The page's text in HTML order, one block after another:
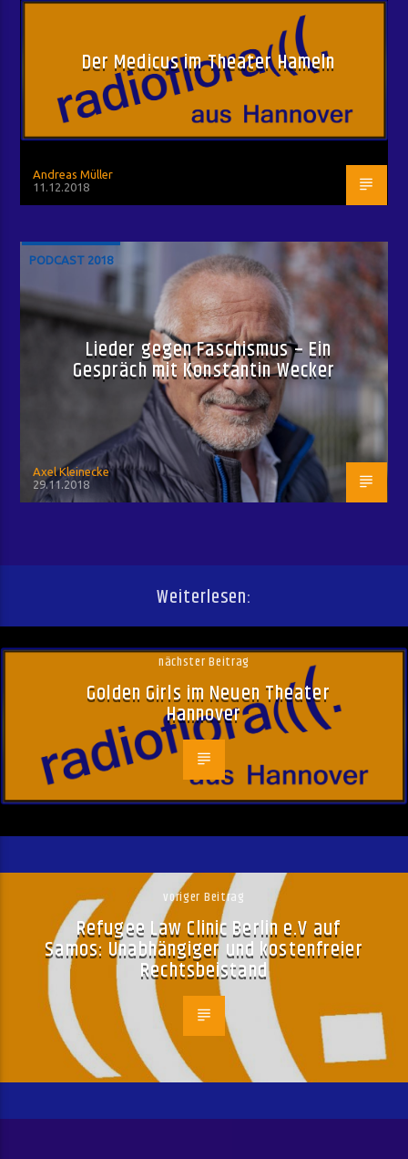
Der Medicus im Theater Hameln
Andreas Müller
11.12.2018
PODCAST 2018
Lieder gegen Faschismus – Ein
Gespräch mit Konstantin Wecker
Axel Kleinecke
29.11.2018
Weiterlesen:
nächster Beitrag
Golden Girls im Neuen Theater
Hannover
voriger Beitrag
Refugee Law Clinic Berlin e.V auf
Samos: Unabhängiger und kostenfreier
Rechtsbeistand